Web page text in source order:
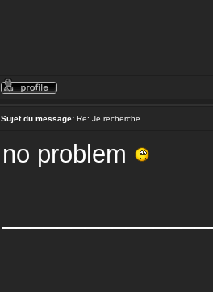
Sujet du message: Re: Je recherche ...
no problem